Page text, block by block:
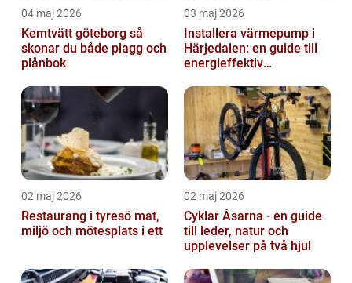
04 maj 2026
Kemtvätt göteborg så
skonar du både plagg och
plånbok
03 maj 2026
Installera värmepump i
Härjedalen: en guide till
energieffektiv
02 maj 2026
Restaurang i tyresö mat,
miljö och mötesplats i ett
02 maj 2026
Cyklar Åsarna - en guide
till leder, natur och
upplevelser på två hjul